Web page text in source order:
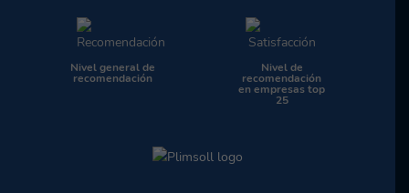
Nivel general de
recomendación
Nivel de
recomendación
en empresas top
25